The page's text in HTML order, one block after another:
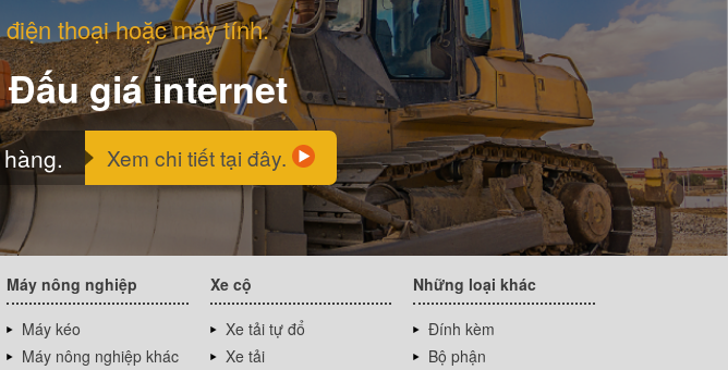
thoại hoặc máy tính.
Đấu giá internet
Xem chi tiết tại đây.
Máy nông nghiệp
Máy kéo
Máy nông nghiệp khác
Xe cộ
Xe tải tự đổ
Xe tải
Những loại khác
Đính kèm
Bộ phận